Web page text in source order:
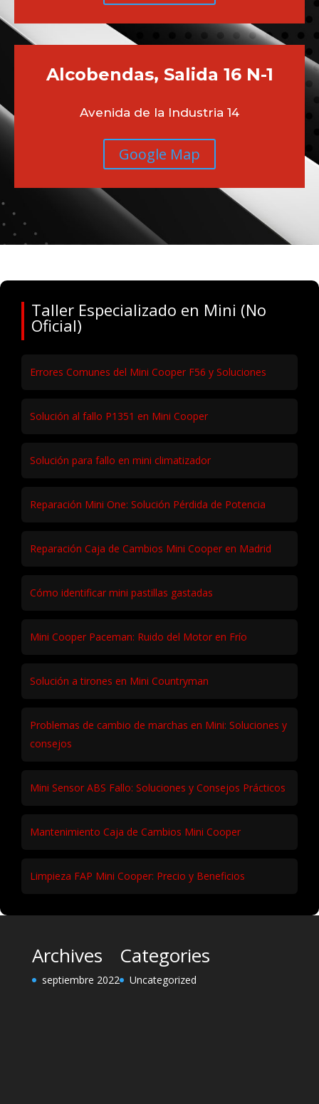
Alcobendas, Salida 16 N-1
Avenida de la Industria 14
Google Map
Taller Especializado en Mini (No
Oficial)
Errores Comunes del Mini Cooper F56 y Soluciones
Solución al fallo P1351 en Mini Cooper
Solución para fallo en mini climatizador
Reparación Mini One: Solución Pérdida de Potencia
Reparación Caja de Cambios Mini Cooper en Madrid
Cómo identificar mini pastillas gastadas
Mini Cooper Paceman: Ruido del Motor en Frío
Solución a tirones en Mini Countryman
Problemas de cambio de marchas en Mini: Soluciones y
consejos
Mini Sensor ABS Fallo: Soluciones y Consejos Prácticos
Mantenimiento Caja de Cambios Mini Cooper
Limpieza FAP Mini Cooper: Precio y Beneficios
Archives
septiembre 2022
Categories
Uncategorized